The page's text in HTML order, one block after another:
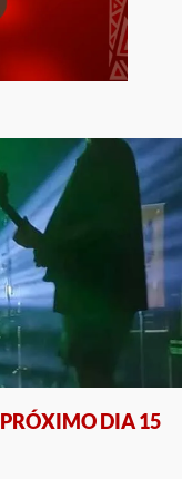
DIA 15